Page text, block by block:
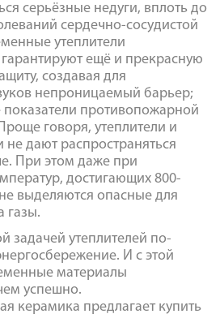
серьёзные недуги, вплоть до
сердечно-сосудистой
утеплители
ещё и прекрасную
создавая для
непроницаемый барьер;
противопожарной
говоря, утеплители и
не дают распространяться
При этом даже при
достигающих 800-
выделяются опасные для
газы.
задачей утеплителей по-
И с этой
материалы
успешно.
керамика предлагает купить